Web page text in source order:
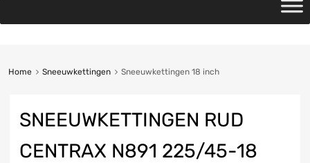
Home Sneeuwkettingen Sneeuwkettingen 18 inch
SNEEUWKETTINGEN RUD
CENTRAX N891 225/45-18